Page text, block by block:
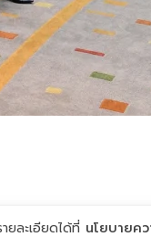
ยละเอียดได้ที่ นโยบายค